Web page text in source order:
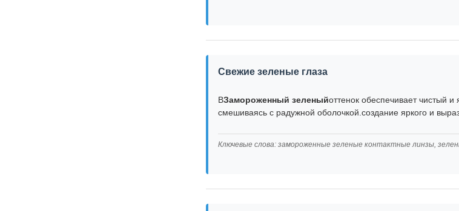
Свежие зеленые глаза
ВЗамороженный зеленыйоттенок обеспечивает чистый
смешиваясь с радужной оболочкой.создание яркого и
Ключевые слова: замороженные зеленые контактные линзы,